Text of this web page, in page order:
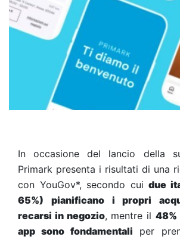
In occasione del lancio della
Primark presenta i risultati di una
con YouGov*, secondo cui due
65%) pianificano i propri
recarsi in negozio, mentre il 48%
app sono fondamentali
per